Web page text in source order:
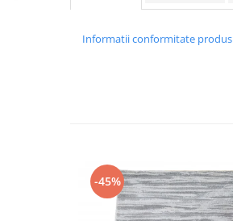
Informatii conformitate produs
-45%